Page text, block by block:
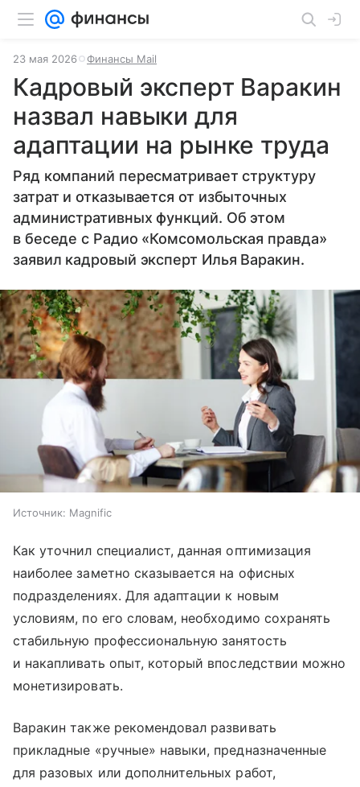
23 мая 2026 Финансы Mail
Кадровый эксперт Варакин
назвал навыки для
адаптации на рынке труда
Ряд компаний пересматривает структуру
затрат и отказывается от избыточных
административных функций. Об этом
в беседе с Радио «Комсомольская правда»
заявил кадровый эксперт Илья Варакин.
Источник: Magnific
Как уточнил специалист, данная оптимизация
наиболее заметно сказывается на офисных
подразделениях. Для адаптации к новым
условиям, по его словам, необходимо сохранять
стабильную профессиональную занятость
и накапливать опыт, который впоследствии можно
монетизировать.
Варакин также рекомендовал развивать
прикладные «ручные» навыки, предназначенные
для разовых или дополнительных работ,